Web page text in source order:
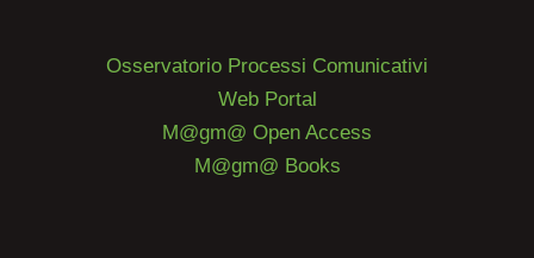
Osservatorio Processi Comunicativi
Web Portal
M@gm@ Open Access
M@gm@ Books